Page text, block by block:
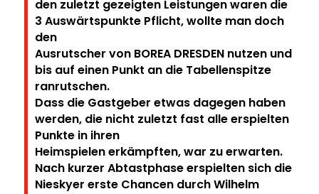
den zuletzt gezeigten Leistungen waren die
3 Auswärtspunkte Pflicht, wollte man doch
den
Ausrutscher von BOREA DRESDEN nutzen und
bis auf einen Punkt an die Tabellenspitze
ranrutschen.
Dass die Gastgeber etwas dagegen haben
werden, die nicht zuletzt fast alle erspielten
Punkte in ihren
Heimspielen erkämpften, war zu erwarten.
Nach kurzer Abtastphase erspielten sich die
Nieskyer erste Chancen durch Wilhelm